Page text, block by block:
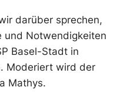
darüber sprechen,
und Notwendigkeiten
Basel-Stadt in
Moderiert wird der
Mathys.